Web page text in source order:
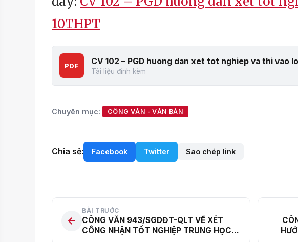
10THPT
PDF CV 102 – PGD huong dan xet tot nghiep va thi vao
Tài liệu đính kèm
Chuyên mục: CÔNG VĂN - VĂN BẢN
Chia sẻ: Facebook Twitter Sao chép link
BÀI TRƯỚC
CÔNG VĂN 943/SGDĐT-QLT VỀ XÉT
CÔNG NHẬN TỐT NGHIỆP TRUNG HỌC